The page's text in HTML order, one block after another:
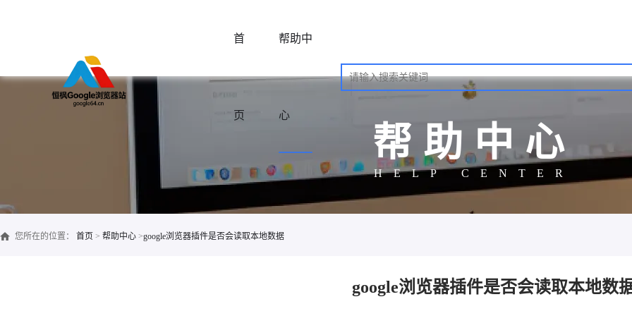
首
页
帮助中
心
帮助中心
HELP CENTER
您所在的位置： 首页 > 帮助中心 >google浏览器插件是否会读取本地数据
google浏览器插件是否会读取本地数